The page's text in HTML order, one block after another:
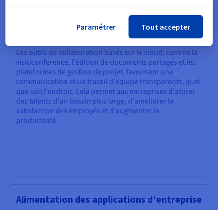
ressources, aux applications et aux données de
l’entreprise où qu’ils se trouvent grâce à une connexion
Les outils de collaboration basés sur le cloud, comme la
visioconférence, l'édition de documents partagés et les
plateformes de gestion de projet, favorisent une
communication et un travail d'équipe transparents, quel
que soit l'endroit. Cela permet aux entreprises d'attirer
des talents d'un bassin plus large, d'améliorer la
satisfaction des employés et d'augmenter la
productivité.
Alimentation des applications d'entreprise
Paramétrer Tout accepter